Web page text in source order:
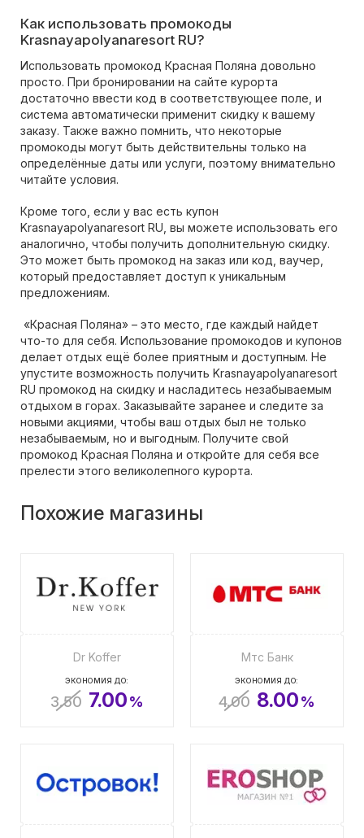
Как использовать промокоды
Krasnayapolyanaresort RU?
Использовать промокод Красная Поляна довольно
просто. При бронировании на сайте курорта
достаточно ввести код в соответствующее поле, и
система автоматически применит скидку к вашему
заказу. Также важно помнить, что некоторые
промокоды могут быть действительны только на
определённые даты или услуги, поэтому внимательно
читайте условия.
Кроме того, если у вас есть купон
Krasnayapolyanaresort RU, вы можете использовать его
аналогично, чтобы получить дополнительную скидку.
Это может быть промокод на заказ или код, ваучер,
который предоставляет доступ к уникальным
предложениям.
«Красная Поляна» – это место, где каждый найдет
что-то для себя. Использование промокодов и купонов
делает отдых ещё более приятным и доступным. Не
упустите возможность получить Krasnayapolyanaresort
RU промокод на скидку и насладитесь незабываемым
отдыхом в горах. Заказывайте заранее и следите за
новыми акциями, чтобы ваш отдых был не только
незабываемым, но и выгодным. Получите свой
промокод Красная Поляна и откройте для себя все
прелести этого великолепного курорта.
Похожие магазины
Dr Koffer
ЭКОНОМИЯ ДО:
3.50 7.00%
Мтс Банк
ЭКОНОМИЯ ДО:
4.00 8.00%